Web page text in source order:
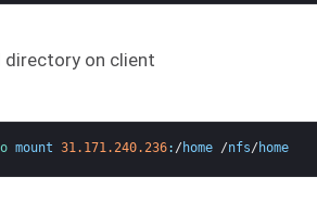
mount 31.171.240.236: / home /nfs/ home